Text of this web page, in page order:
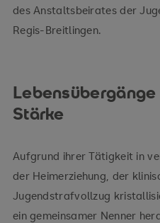
des Anstaltsbeirates der
Regis-Breitlingen.
Stärke
Aufgrund ihrer Tätigkeit in
der Heimerziehung, der
Jugendstrafvollzug
ein gemeinsamer Nenner